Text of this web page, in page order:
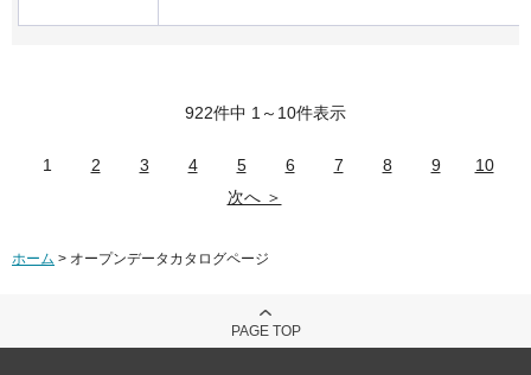
922件中 1～10件表示
1 2 3 4 5 6 7 8 9
10
次へ ＞
ホーム > オープンデータカタログページ
PAGE TOP